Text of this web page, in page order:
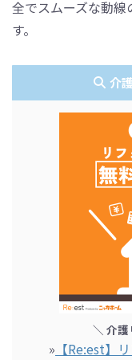
全でスムーズな動
す。
介
＼ 介
» 【Re:est】